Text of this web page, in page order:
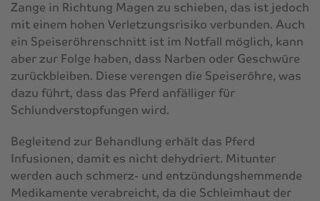
Zange in Richtung Magen zu schieben, das ist jedoch
mit einem hohen Verletzungsrisiko verbunden. Auch
ein Speiseröhrenschnitt ist im Notfall möglich, kann
aber zur Folge haben, dass Narben oder Geschwüre
zurückbleiben. Diese verengen die Speiseröhre, was
dazu führt, dass das Pferd anfälliger für
Schlundverstopfungen wird.
Begleitend zur Behandlung erhält das Pferd
Infusionen, damit es nicht dehydriert. Mitunter
werden auch schmerz- und entzündungshemmende
Medikamente verabreicht, da die Schleimhaut der